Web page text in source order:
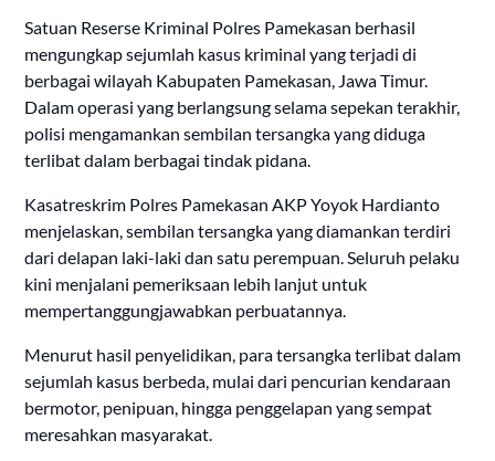
Satuan Reserse Kriminal Polres Pamekasan berhasil
mengungkap sejumlah kasus kriminal yang terjadi di
berbagai wilayah Kabupaten Pamekasan, Jawa Timur.
Dalam operasi yang berlangsung selama sepekan terakhir,
polisi mengamankan sembilan tersangka yang diduga
terlibat dalam berbagai tindak pidana.
Kasatreskrim Polres Pamekasan AKP Yoyok Hardianto
menjelaskan, sembilan tersangka yang diamankan terdiri
dari delapan laki-laki dan satu perempuan. Seluruh pelaku
kini menjalani pemeriksaan lebih lanjut untuk
mempertanggungjawabkan perbuatannya.
Menurut hasil penyelidikan, para tersangka terlibat dalam
sejumlah kasus berbeda, mulai dari pencurian kendaraan
bermotor, penipuan, hingga penggelapan yang sempat
meresahkan masyarakat.